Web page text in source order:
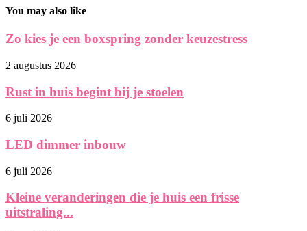
You may also like
Zo kies je een boxspring zonder keuzestress
2 augustus 2026
Rust in huis begint bij je stoelen
6 juli 2026
LED dimmer inbouw
6 juli 2026
Kleine veranderingen die je huis een frisse
uitstraling...